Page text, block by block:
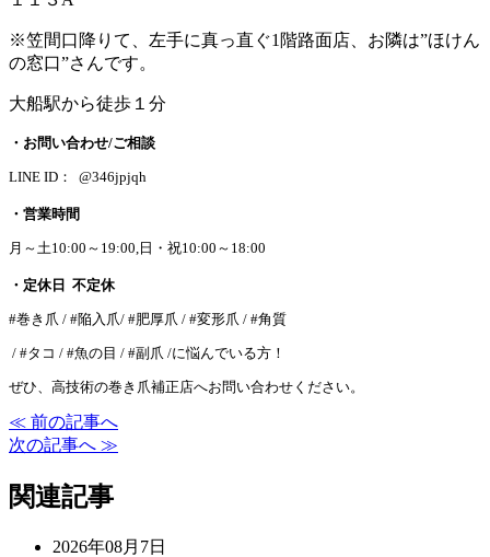
※笠間口降りて、左手に真っ直ぐ1階路面店、お隣は”ほけん
の窓口”さんです。
大船駅から徒歩１分
・お問い合わせ/ご相談
LINE ID： @346jpjqh
・営業時間
月～土10:00～19:00,日・祝10:00～18:00
・定休日 不定休
#巻き爪 / #陥入爪/ #肥厚爪 / #変形爪 / #角質
/ #タコ / #魚の目 / #副爪 /に悩んでいる方！
ぜひ、高技術の巻き爪補正店へお問い合わせください。
≪ 前の記事へ
次の記事へ ≫
関連記事
2026年08月7日